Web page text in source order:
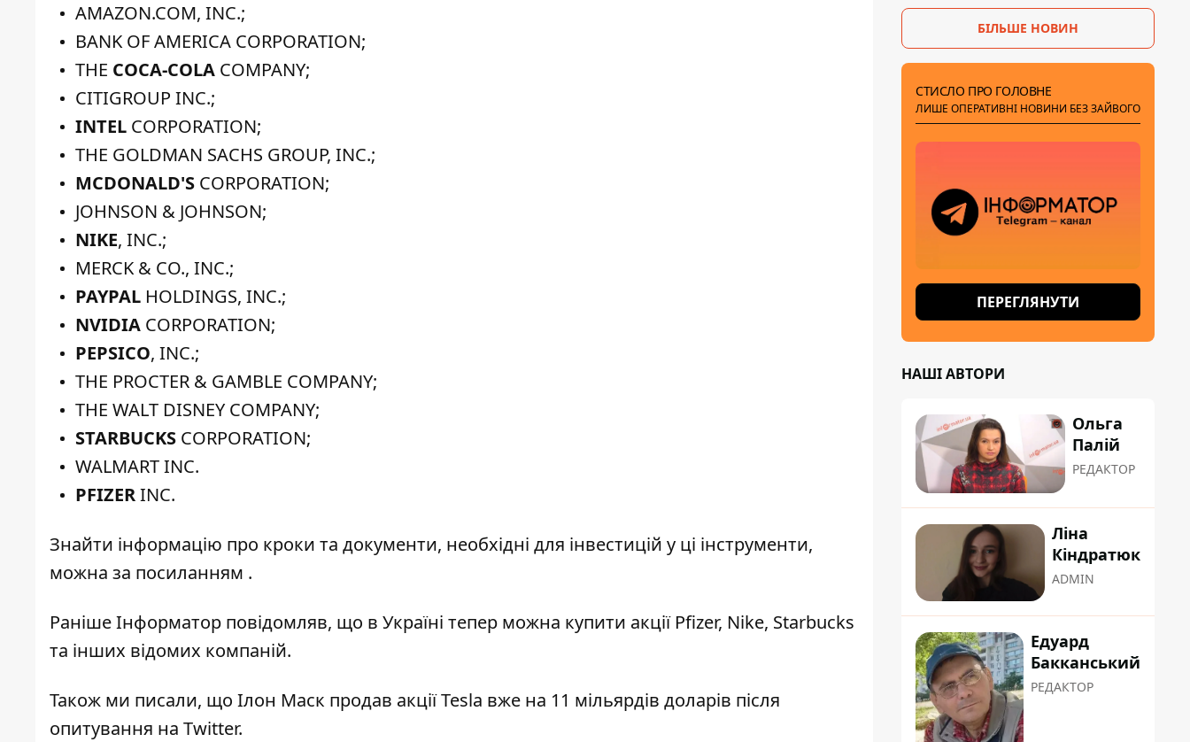
AMAZON.COM, INC.;
BANK OF AMERICA CORPORATION;
THE COCA-COLA COMPANY;
CITIGROUP INC.;
INTEL CORPORATION;
THE GOLDMAN SACHS GROUP, INC.;
MCDONALD'S CORPORATION;
JOHNSON & JOHNSON;
NIKE, INC.;
MERCK & CO., INC.;
PAYPAL HOLDINGS, INC.;
NVIDIA CORPORATION;
PEPSICO, INC.;
THE PROCTER & GAMBLE COMPANY;
THE WALT DISNEY COMPANY;
STARBUCKS CORPORATION;
WALMART INC.
PFIZERINC.
Знайти інформацію про кроки та документи, необхідні для інвестицій у ці інструменти,
можна за посиланням .
Раніше Інформатор повідомляв, що в Україні тепер можна купити акції Pfizer, Nike, Starbucks
та інших відомих компаній.
Також ми писали, що Ілон Маск продав акції Tesla вже на 11 мільярдів доларів після
опитування на Twitter.
БІЛЬШЕ НОВИН
СТИСЛО ПРО ГОЛОВНЕ
ЛИШЕ ОПЕРАТИВНІ НОВИНИ БЕЗ ЗАЙВОГО
ПЕРЕГЛЯНУТИ
НАШІ АВТОРИ
Ольга
Палій
РЕДАКТОР
Ліна
Кіндратюк
ADMIN
Едуард
Бакканський
РЕДАКТОР